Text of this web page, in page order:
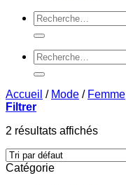
Recherche
pour :
Recherche
pour :
Accueil / Mode / Femme
Filtrer
2 résultats affichés
Catégorie